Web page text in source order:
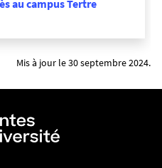
au campus Tertre
Mis à jour le 30 septembre 2024.